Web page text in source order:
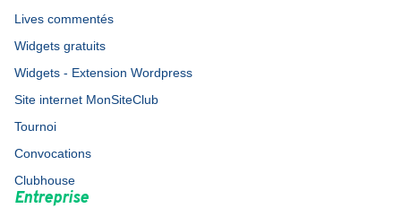
Lives commentés
Widgets gratuits
Widgets - Extension Wordpress
Site internet MonSiteClub
Tournoi
Convocations
Clubhouse
Entreprise